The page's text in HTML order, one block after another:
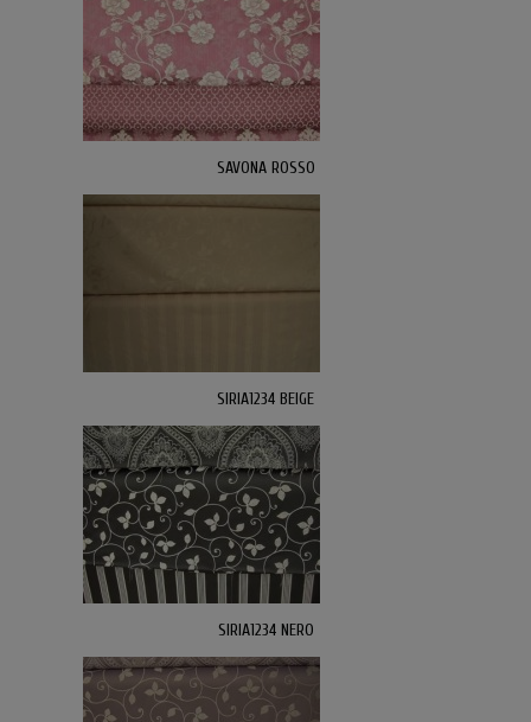
SAVONA ROSSO
SIRIA1234 BEIGE
SIRIA1234 NERO